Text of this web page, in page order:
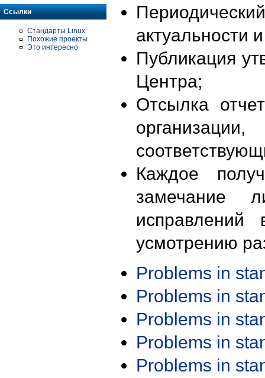
Ссылки
Стандарты Linux
Похожие проекты
Это интересно
актуальности
Публикация
Центра;
Отсылка
Каждое
замечание
исправлений
усмотрению
Problems in
Problems in
Problems in
Problems in
Problems in